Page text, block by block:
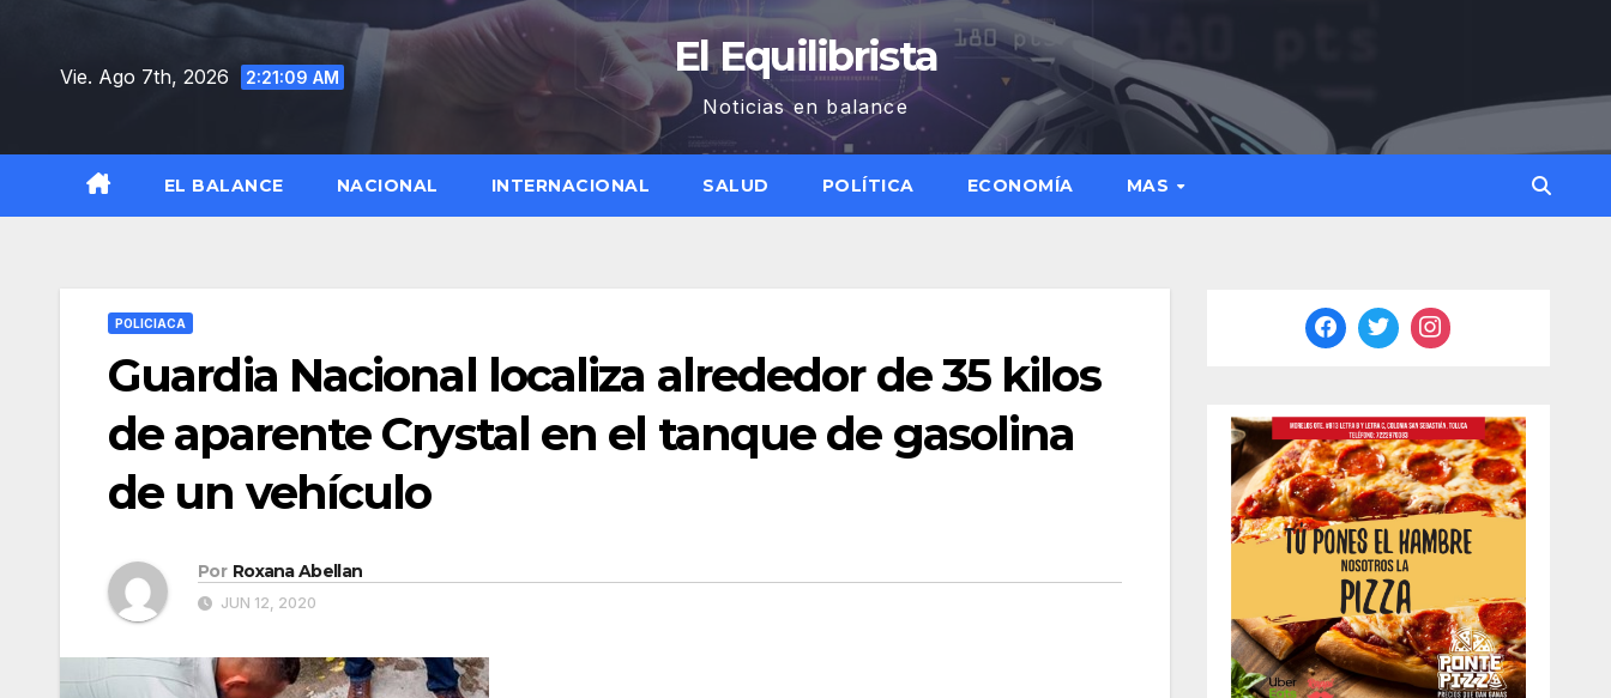
contenidoVie. Ago 7th, 2026 2:21:10 AM El Equilibrista
Noticias en balance
EL BALANCE NACIONAL INTERNACIONAL SALUD POLÍTICA ECONOMÍA MAS
POLICIACA
Guardia Nacional localiza alrededor de 35 kilos
de aparente Crystal en el tanque de gasolina
de un vehículo
Por Roxana Abellan
JUN 12, 2020